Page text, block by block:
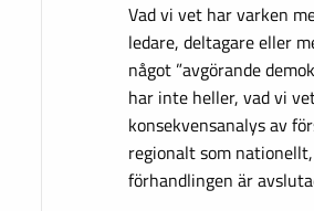
Vad vi vet har varken
ledare, deltagare eller
något ”avgörande
har inte heller, vad vi
konsekvensanalys av
regionalt som
förhandlingen är